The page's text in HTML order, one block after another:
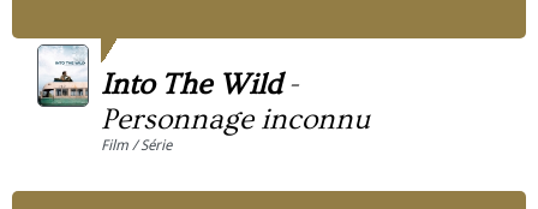
Into The Wild-
Personnage inconnu
Film / Série